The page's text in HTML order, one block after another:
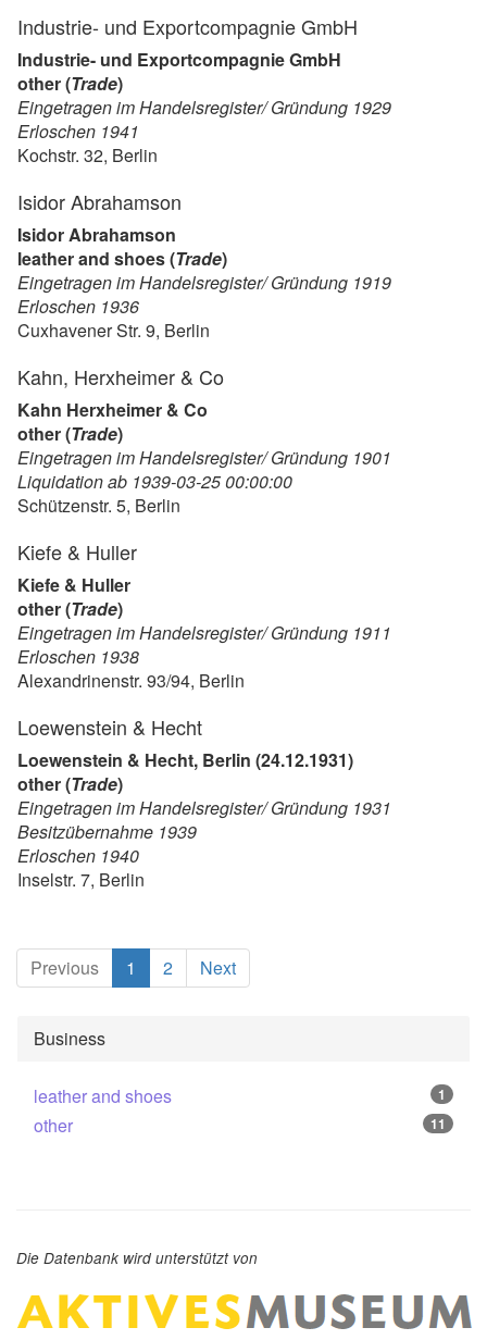
Industrie- und Exportcompagnie GmbH
Industrie- und Exportcompagnie GmbH
other (Trade)
Eingetragen im Handelsregister/ Gründung 1929
Erloschen 1941
Kochstr. 32, Berlin
Isidor Abrahamson
Isidor Abrahamson
leather and shoes (Trade)
Eingetragen im Handelsregister/ Gründung 1919
Erloschen 1936
Cuxhavener Str. 9, Berlin
Kahn, Herxheimer & Co
Kahn Herxheimer & Co
other (Trade)
Eingetragen im Handelsregister/ Gründung 1901
Liquidation ab 1939-03-25 00:00:00
Schützenstr. 5, Berlin
Kiefe & Huller
Kiefe & Huller
other (Trade)
Eingetragen im Handelsregister/ Gründung 1911
Erloschen 1938
Alexandrinenstr. 93/94, Berlin
Loewenstein & Hecht
Loewenstein & Hecht, Berlin (24.12.1931)
other (Trade)
Eingetragen im Handelsregister/ Gründung 1931
Besitzübernahme 1939
Erloschen 1940
Inselstr. 7, Berlin
Previous 1 (current)
2 Next
Business
leather and shoes 1
other 11
Die Datenbank wird unterstützt von